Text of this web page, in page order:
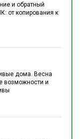
и обратный
от копирования к
дома. Весна
возможности и